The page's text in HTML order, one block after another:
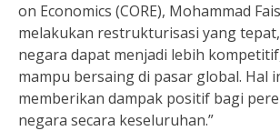
on Economics (CORE), Mohammad
melakukan restrukturisasi yang
negara dapat menjadi lebih
mampu bersaing di pasar global. Hal
memberikan dampak positif bagi
negara secara keseluruhan.”